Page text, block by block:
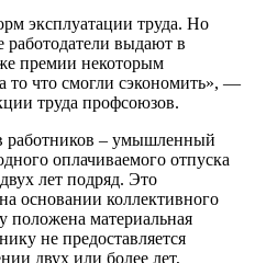
экс­плуатации труда. Но
работодатели выдают в
пре­мии некоторым
то что смогли сэкономить», —
тру­да профсоюзов.
ра­ботников – умышленный
оплачиваемо­го отпуска
лет подряд. Это
основании коллектив­ного
по­ложена материальная
не предоставляется
двух или более лет,